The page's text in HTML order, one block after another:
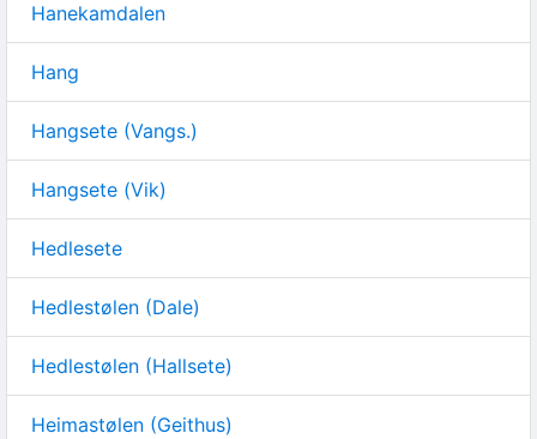
Hanekamdalen
Hang
Hangsete (Vangs.)
Hangsete (Vik)
Hedlesete
Hedlestølen (Dale)
Hedlestølen (Hallsete)
Heimastølen (Geithus)